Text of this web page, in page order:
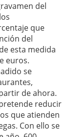
del
que
del
esta medida
euros.
se
de ahora.
reducir
que atienden
Con ello se